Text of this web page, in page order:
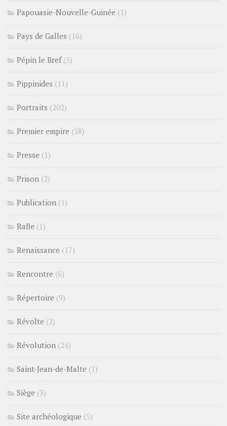
Papouasie-Nouvelle-Guinée (1)
Pays de Galles (16)
Pépin le Bref(3)
Pippinides (11)
Portraits (202)
Premier empire (58)
Presse (1)
Prison (2)
Publication (1)
Rafle (1)
Renaissance (17)
Rencontre (6)
Répertoire (9)
Révolte (2)
Révolution (24)
Saint-Jean-de-Malte (1)
Siège (3)
Site archéologique (5)